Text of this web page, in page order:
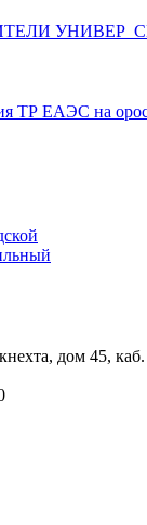
ТР ЕАЭС на
дом 45, каб.